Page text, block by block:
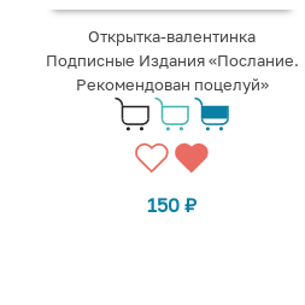
Открытка-валентинка
Подписные Издания «Послание.
Рекомендован поцелуй»
150 ₽